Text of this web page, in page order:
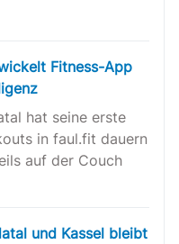
Fitness-App
hat seine erste
in faul.fit dauern
auf der Couch
und Kassel bleibt